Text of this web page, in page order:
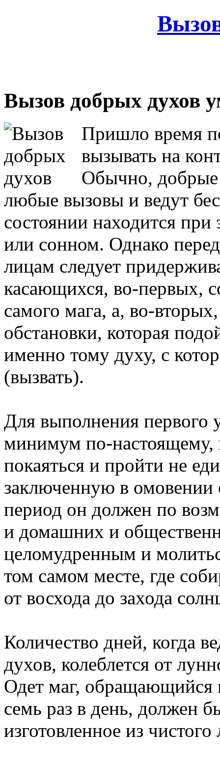
Вызов добрых духов
Пришло время
вызывать на
Обычно, добрые
любые вызовы и ведут
состоянии находится
или сонном. Однако
лицам следует
касающихся, во-первых,
самого мага, а, во-
обстановки, которая
именно тому духу, с
(вызвать).
Для выполнения первого
минимум по-настоящему,
покаяться и пройти не
заключенную в омовении
период он должен по
и домашних и
целомудренным и
том самом месте, где
от восхода до захода
Количество дней, когда
духов, колеблется от
Одет маг, обращающийся
семь раз в день, должен
изготовленное из чистого